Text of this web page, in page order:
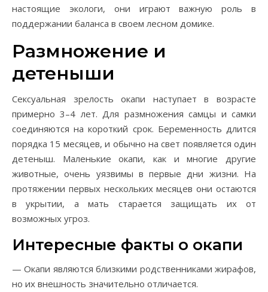
настоящие экологи, они играют важную роль в
поддержании баланса в своем лесном домике.
Размножение и
детеныши
Сексуальная зрелость окапи наступает в возрасте
примерно 3–4 лет. Для размножения самцы и самки
соединяются на короткий срок. Беременность длится
порядка 15 месяцев, и обычно на свет появляется один
детеныш. Маленькие окапи, как и многие другие
животные, очень уязвимы в первые дни жизни. На
протяжении первых нескольких месяцев они остаются
в укрытии, а мать старается защищать их от
возможных угроз.
Интересные факты о окапи
— Окапи являются близкими родственниками жирафов,
но их внешность значительно отличается.